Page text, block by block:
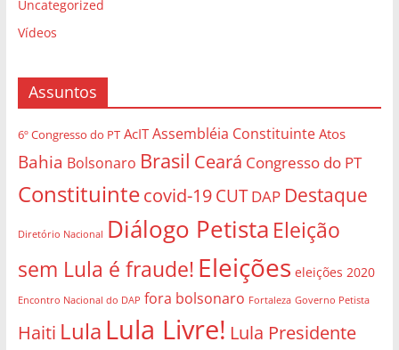
Uncategorized
Vídeos
Assuntos
6º Congresso do PT AcIT Assembléia Constituinte Atos
Bahia Bolsonaro Brasil Ceará Congresso do PT
Constituintecovid-19CUT DAP Destaque
Diretório Nacional Diálogo Petista Eleição
sem Lula é fraude! Eleições eleições 2020
Encontro Nacional do DAP fora bolsonaro Fortaleza Governo Petista
Haiti Lula Lula Livre! Lula Presidente